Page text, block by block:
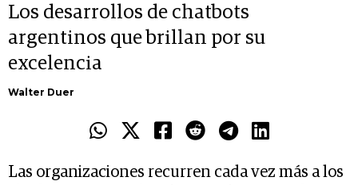
Los desarrollos de chatbots
argentinos que brillan por su
excelencia
Walter Duer
Las organizaciones recurren cada vez más a los